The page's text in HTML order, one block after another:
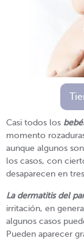
Casi todos los
momento
aunque algunos
los casos, con
desaparecen en
La dermatitis del
irritación, en
algunos casos
Pueden aparecer